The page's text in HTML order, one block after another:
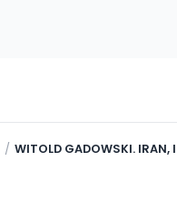
WITOLD GADOWSKI. IRAN,